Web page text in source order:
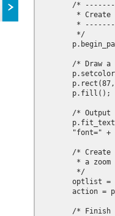
/*
* Create
*
         */
/* Draw a
        p.fill();
/* Output
"font=" +
/* Create
* a zoom
         */
optlist =
action =
/* Finish